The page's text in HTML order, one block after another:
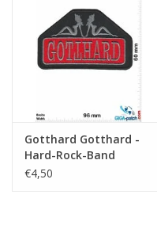
Sleutelhanger
Gotthard Gotthard -
Hard-Rock-Band
€4,50